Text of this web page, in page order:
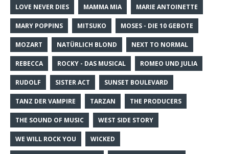
LOVE NEVER DIES MAMMA MIA MARIE ANTOINETTE
MARY POPPINS MITSUKO MOSES - DIE 10 GEBOTE
MOZART NATÜRLICH BLOND NEXT TO NORMAL
REBECCA ROCKY - DAS MUSICAL ROMEO UND JULIA
RUDOLF SISTER ACT SUNSET BOULEVARD
TANZ DER VAMPIRE TARZAN THE PRODUCERS
THE SOUND OF MUSIC WEST SIDE STORY
WE WILL ROCK YOU WICKED